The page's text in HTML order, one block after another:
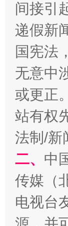
揭开
受贿
间接引
递假新
国宪法
无意中
或更正
站有权
法制/新
二、 中
传媒（
电视台